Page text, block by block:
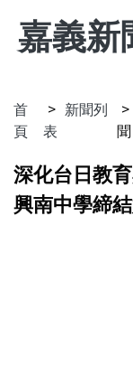
嘉義新
首
頁
新聞列
表
聞
深化台日教
興南中學締